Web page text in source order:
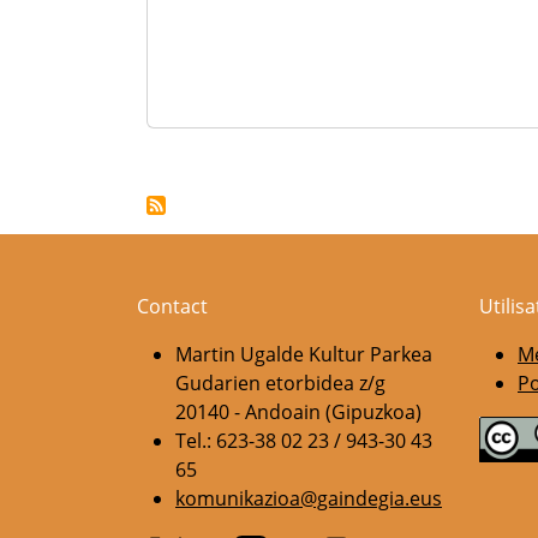
Contact
Martin Ugalde Kultur Parkea
Gudarien etorbidea z/g
20140 - Andoain (Gipuzkoa)
Tel.: 623-38 02 23 / 943-30 43
65
komunikazioa@gaindegia.eus